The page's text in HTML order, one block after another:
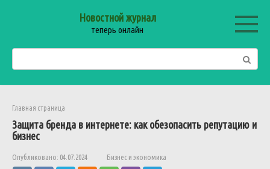
Новостной журнал
теперь онлайн
Главная страница
Защита бренда в интернете: как обезопасить репутацию и
бизнес
Опубликовано: 04.07.2024 Бизнес и экономика